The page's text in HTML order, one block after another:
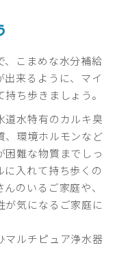
、こまめな水分補給
来るように、マイ
ち歩きましょう。
道水特有のカルキ臭
、環境ホルモンなど
困難な物質までしっ
入れて持ち歩くの
のいるご家庭や、
が気になるご家庭に
マルチピュア浄水器